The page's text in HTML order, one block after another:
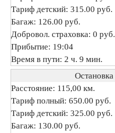
Тариф детский: 315.00 руб.
Багаж: 126.00 руб.
Добровол. страховка: 0 руб.
Прибытие: 19:04
Время в пути: 2 ч. 9 мин.
Остановка
Расстояние: 115,00 км.
Тариф полный: 650.00 руб.
Тариф детский: 325.00 руб.
Багаж: 130.00 руб.